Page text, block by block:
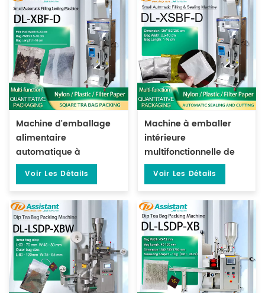
Machine d'emballage
alimentaire
automatique à
fermeture arrière pour
Voir Les Détails
Machine à emballer
intérieure
multifonctionnelle de
sac carré de papier
cachetage de 3 côtés
Voir Les Détails